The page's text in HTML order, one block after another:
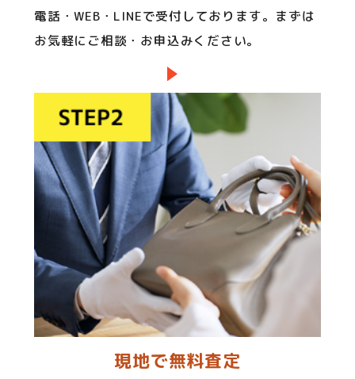
電話・WEB・LINEで受付しております。まずは
お気軽にご相談・お申込みください。
現地で無料査定